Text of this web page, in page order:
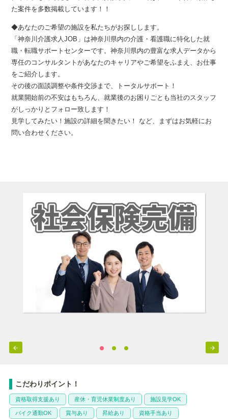
た案件を多数掲載しています！！
◆あなたのご希望の施設を私たちがお探しします。
「神奈川介護求人JOB」は神奈川県内の介護・看護職に特化した就
職・転職サポートセンターです。神奈川県内の豊富な求人データから
専任のコンサルタントがあなたのキャリアやご希望をふまえ、お仕事
をご紹介します。
その後の面談調整や条件交渉まで、トータルサポート！
就業開始前の不安はもちろん、就業後のお困りごとも当社のスタッフ
がしっかりとフォロー致します！
見学してみたい！施設の詳細を聞きたい！ など、まずはお気軽にお
問い合わせください。
 
こだわりポイント！
資格取得支援あり 産休・育児休業制度あり 施設見学OK
バイク通勤OK 賞与あり 昇給あり 資格手当あり